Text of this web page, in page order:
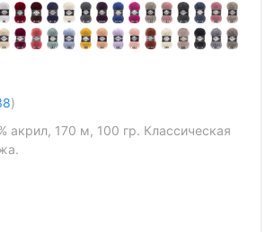
)
акрил, 170 м, 100 гр. Классическая